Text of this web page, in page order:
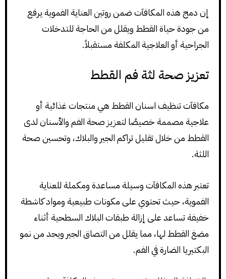
إن دمج هذه المكافآت ضمن روتين العناية الفموية يرفع
من جودة حياة القطط ويقلل من الحاجة للتدخلات
الجراحية أو العلاجية المكلفة مستقبلاً.
تعزيز صحة لثة فم القطط
مكافآت تنظيف اسنان القطط هي منتجات غذائية أو
علاجية مصممة خصيصًا لتعزيز صحة الفم والأسنان لدى
القطط من خلال تقليل تراكم الجير والبلاك، وتحسين صحة
اللثة.
تعتبر هذه المكافآت وسيلة مساعدة ومكملة للعناية
الفموية، حيث تحتوي على مكونات طبيعية ومواد كاشطة
خفيفة تساعد على إزالة طبقات البلاك السطحية أثناء
مضغ القطط لها، مما يقلل من التصاق الجير ويحد من نمو
البكتيريا الضارة في الفم.